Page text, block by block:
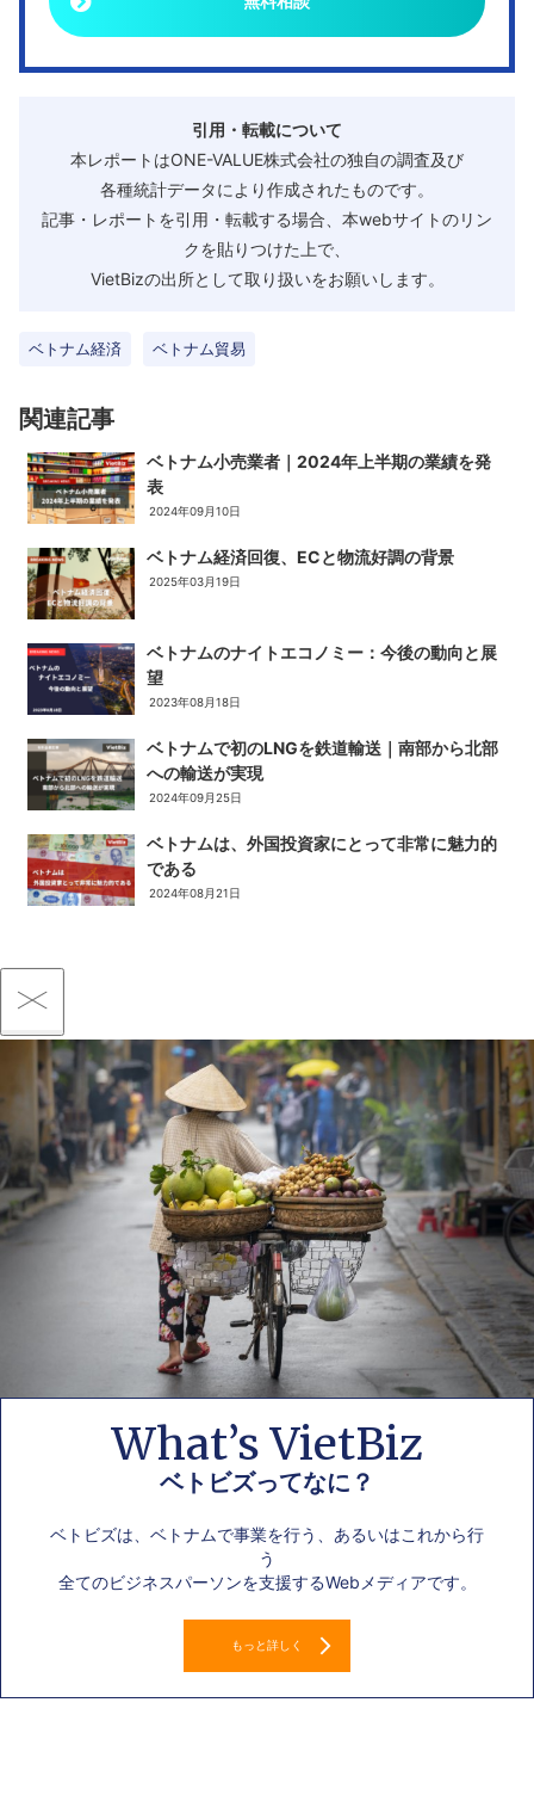
引用・転載について
本レポートはONE-VALUE株式会社の独自の調査及び
各種統計データにより作成されたものです。
記事・レポートを引用・転載する場合、本webサイトのリン
クを貼りつけた上で、
VietBizの出所として取り扱いをお願いします。
ベトナム経済 ベトナム貿易
関連記事
ベトナム小売業者｜2024年上半期の業績を発
表
2024年09月10日
ベトナム経済回復、ECと物流好調の背景
2025年03月19日
ベトナムのナイトエコノミー：今後の動向と展
望
2023年08月18日
ベトナムで初のLNGを鉄道輸送｜南部から北部
への輸送が実現
2024年09月25日
ベトナムは、外国投資家にとって非常に魅力的
である
2024年08月21日
What’s VietBiz
ベトビズってなに？
ベトビズは、ベトナムで事業を行う、あるいはこれから行
う
全てのビジネスパーソンを支援するWebメディアです。
もっと詳しく